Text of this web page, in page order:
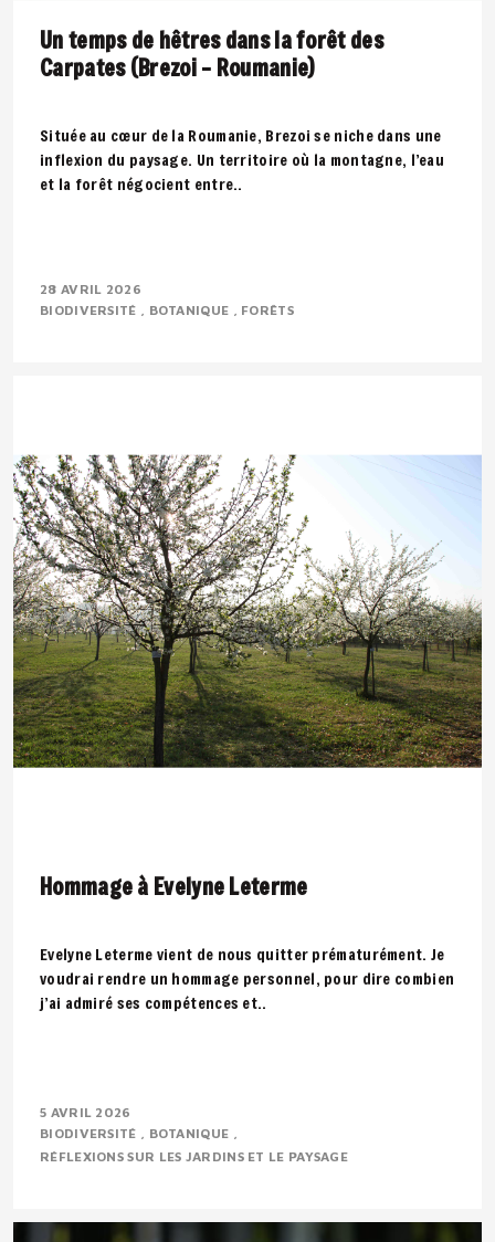
Un temps de hêtres dans la forêt des
Carpates (Brezoi – Roumanie)
Située au cœur de la Roumanie, Brezoi se niche dans une
inflexion du paysage. Un territoire où la montagne, l’eau
et la forêt négocient entre..
28 AVRIL 2026
BIODIVERSITÉ
BOTANIQUE FORÊTS
Hommage à Evelyne Leterme
Evelyne Leterme vient de nous quitter prématurément. Je
voudrai rendre un hommage personnel, pour dire combien
j’ai admiré ses compétences et..
5 AVRIL 2026
BIODIVERSITÉ
BOTANIQUE
RÉFLEXIONS SUR LES JARDINS ET LE PAYSAGE